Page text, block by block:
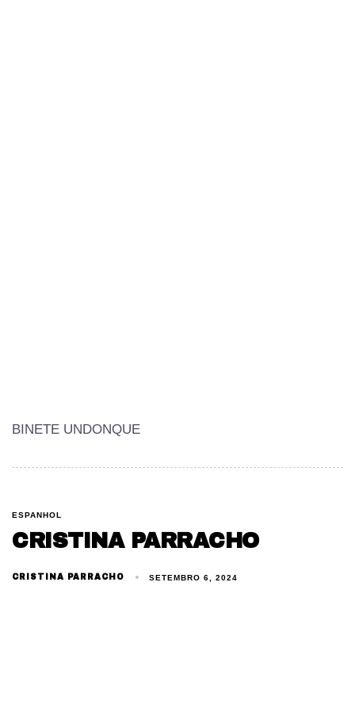
BINETE UNDONQUE
ESPANHOL
CRISTINA PARRACHO
CRISTINA PARRACHO SETEMBRO 6, 2024